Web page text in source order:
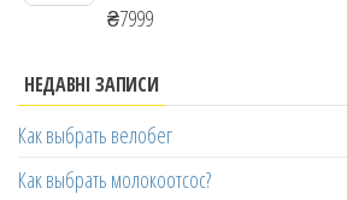
₴7999
НЕДАВНІ ЗАПИСИ
Как выбрать велобег
Как выбрать молокоотсос?